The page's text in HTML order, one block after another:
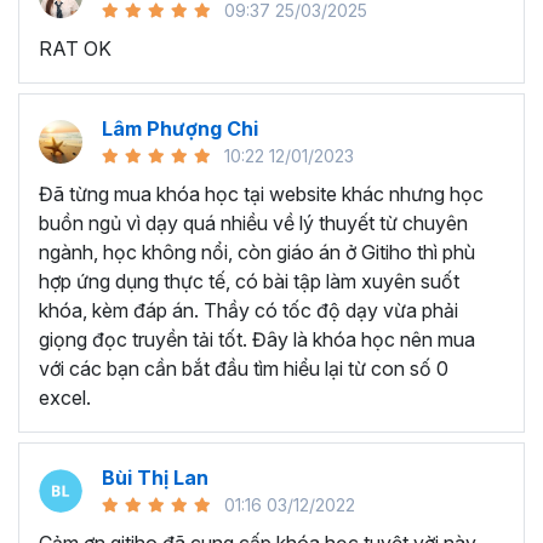
sử dụng Excel sẽ tốn nhiều thời gian, công sức để xử lý
công việc. Hơn nữa, chúng ta cũng không biết những thứ
mình đang thực hiện đúng hay không.
Hiện nay 100% các doanh nghiệp tại Việt Nam
cần tới kỹ năng Excel khi ứng tuyển vào vị trí kế toán, xử
chính... Mỗi cấp độ sẽ có yêu cầu thành thạo Excel xử lý
công việc khác nhau.
Chính vì điều đó Gitiho đã mở khóa học vềThủ thuật
Excel cập nhật hàng tuần - EXG02 với hơn7h+ học
cùng với92 tài liệu đính kèmbạn sẽ nhận được nhiều lợi
ích vô tận như:
Giảng viên là những người có trình độ chuyên môn
cao, kinh nghiệm thực tiễn dày dặn đã và đang đào
VPBank, FPT software, Vietcombank, MIC, Tập
đoàn Thành Công, TH True Milk
09:37 25/03/2025
RAT OK
Lâm Phượng Chi
10:22 12/01/2023
Đã từng mua khóa học tại website khác nhưng học
buồn ngủ vì dạy quá nhiều về lý thuyết từ chuyên
ngành, học không nổi, còn giáo án ở Gitiho thì phù
hợp ứng dụng thực tế, có bài tập làm xuyên suốt
khóa, kèm đáp án. Thầy có tốc độ dạy vừa phải
giọng đọc truyền tải tốt. Đây là khóa học nên mua
với các bạn cần bắt đầu tìm hiểu lại từ con số 0
excel.
Bùi Thị Lan
01:16 03/12/2022